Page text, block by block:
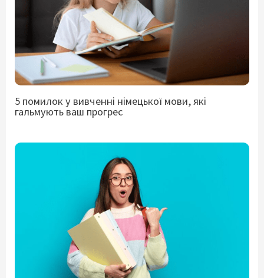
5 помилок у вивченні німецької мови, які
гальмують ваш прогрес